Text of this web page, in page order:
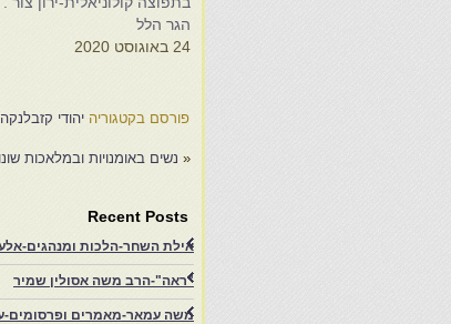
הגר הלל
24 באוגוסט 2020
פורסם בקטגוריה יהודי
« נשים באומנויות ובמלאכות
Recent Posts
אילת השחר-הלכות ומנהגים-
"ראה"-הרב משה אסולין שמיר
משה עמאר-מאמרים ופרסומים-